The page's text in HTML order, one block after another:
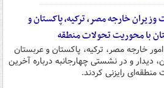
خارجه مصر، ترکیه، پاکستان و
با محوریت تحولات منطقه
خارجه مصر، ترکیه، پاکستان و عربستان
دیدار و در نشستی چهارجانبه درباره آخرین
منطقه‌ای رایزنی کردند.